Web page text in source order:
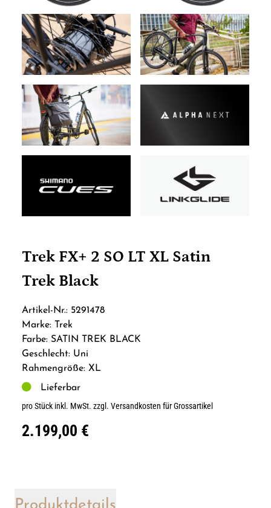
Trek FX+ 2 SO LT XL Satin
Trek Black
Artikel-Nr.: 5291478
Marke: Trek
Farbe: SATIN TREK BLACK
Geschlecht: Uni
Rahmengröße: XL
Lieferbar
pro Stück inkl. MwSt. zzgl. Versandkosten für Grossartikel
2.199,00 €